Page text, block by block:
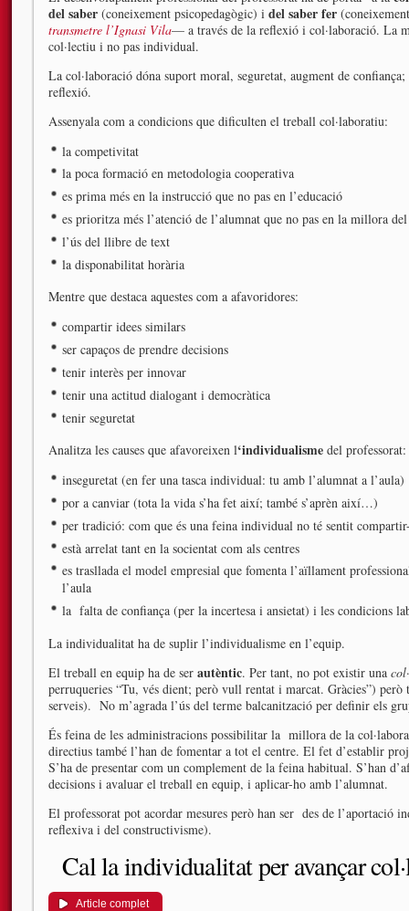
del saber (coneixement psicopedagògic) i del saber fer
transmetre l’Ignasi Vila— a través de la reflexió i col·laboració. La
col·lectiu i no pas individual.
La col·laboració dóna suport moral, seguretat, augment de
reflexió.
Assenyala com a condicions que dificulten el treball col·laboratiu:
la competivitat
la poca formació en metodologia cooperativa
es prima més en la instrucció que no pas en l’educació
es prioritza més l’atenció de l’alumnat que no pas en la millora
l’ús del llibre de text
la disponabilitat horària
Mentre que destaca aquestes com a afavoridores:
compartir idees similars
ser capaços de prendre decisions
tenir interès per innovar
tenir una actitud dialogant i democràtica
tenir seguretat
Analitza les causes que afavoreixen l‘individualisme del professorat:
inseguretat (en fer una tasca individual: tu amb l’alumnat a l’aula)
por a canviar (tota la vida s’ha fet així; també s’aprèn així…)
per tradició: com que és una feina individual no té sentit
està arrelat tant en la socientat com als centres
es trasllada el model empresial que fomenta l’aïllament
l’aula
la falta de confiança (per la incertesa i ansietat) i les condicions
La individualitat ha de suplir l’individualisme en l’equip.
El treball en equip ha de ser autèntic. Per tant, no pot existir una
perruqueries “Tu, vés dient; però vull rentat i marcat. Gràcies”) però
serveis). No m’agrada l’ús del terme balcanització per definir els
És feina de les administracions possibilitar la millora de la
directius també l’han de fomentar a tot el centre. El fet d’establir
S’ha de presentar com un complement de la feina habitual. S’han
decisions i avaluar el treball en equip, i aplicar-ho amb l’alumnat.
El professorat pot acordar mesures però han ser des de l’aportació
reflexiva i del constructivisme).
Cal la individualitat per avançar
Article complet